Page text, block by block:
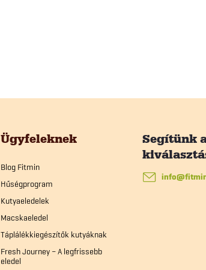
Ügyfeleknek
Blog Fitmin
Hűségprogram
Kutyaeledelek
Macskaeledel
Táplálékkiegészítők kutyáknak
Fresh Journey – A legfrissebb
eledel
info@